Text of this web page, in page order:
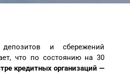
депозитов и сбережений
что по состоянию на 30
кредитных организаций —